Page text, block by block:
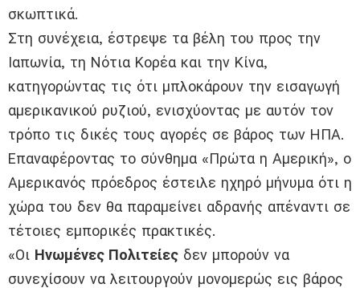
σκωπτικά.
Στη συνέχεια, έστρεψε τα βέλη του προς την
Ιαπωνία, τη Νότια Κορέα και την Κίνα,
κατηγορώντας τις ότι μπλοκάρουν την εισαγωγή
αμερικανικού ρυζιού, ενισχύοντας με αυτόν τον
τρόπο τις δικές τους αγορές σε βάρος των ΗΠΑ.
Επαναφέροντας το σύνθημα «Πρώτα η Αμερική», ο
Αμερικανός πρόεδρος έστειλε ηχηρό μήνυμα ότι η
χώρα του δεν θα παραμείνει αδρανής απέναντι σε
τέτοιες εμπορικές πρακτικές.
«Οι Ηνωμένες Πολιτείες δεν μπορούν να
συνεχίσουν να λειτουργούν μονομερώς εις βάρος